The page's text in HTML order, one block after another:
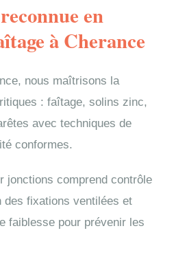
en
à Cherance
nous maîtrisons la
: faîtage, solins zinc,
avec techniques de
conformes.
jonctions comprend contrôle
des fixations ventilées et
faiblesse pour prévenir les